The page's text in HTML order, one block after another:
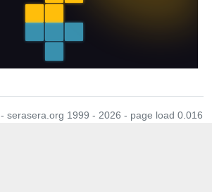
- serasera.org 1999 - 2026 - page load 0.016